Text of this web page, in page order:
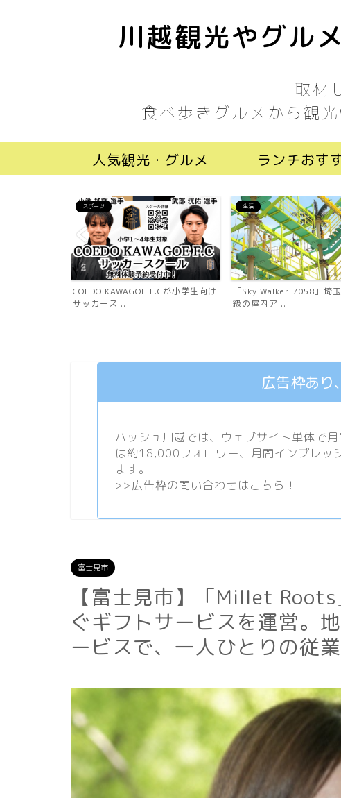
川越観光やグル
取材
食べ歩きグルメから観
人気観光・グルメ ランチおす
スポーツ
COEDO KAWAGOE F.Cが小学生向け
サッカース...
生活
「Sky Walker 7058」埼
級の屋内ア...
広告枠あり
ハッシュ川越では、ウェブサイト単体で
は約18,000フォロワー、月間インプレッ
ます。
>>広告枠の問い合わせはこちら！
富士見市
【富士見市】「Millet
ぐギフトサービスを運営。
ービスで、一人ひとりの従